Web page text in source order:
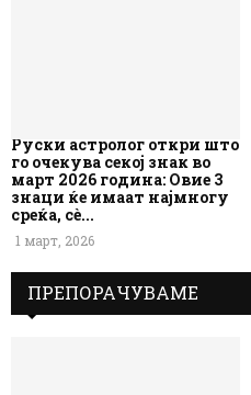
Руски астролог откри што
го очекува секој знак во
март 2026 година: Овие 3
знаци ќе имаат најмногу
среќа, сè...
1 март, 2026
ПРЕПОРАЧУВАМЕ